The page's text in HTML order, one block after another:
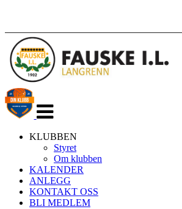
navigasjon
KLUBBEN
Styret
Om klubben
KALENDER
ANLEGG
KONTAKT OSS
BLI MEDLEM